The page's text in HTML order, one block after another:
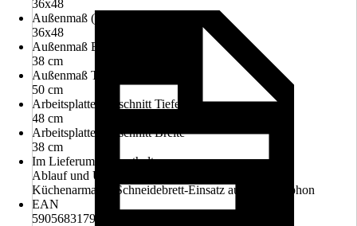
36x48
Außenmaß (BxT)
36x48
Außenmaß Breite
38 cm
Außenmaß Tiefe
50 cm
Arbeitsplattenausschnitt Tiefe
48 cm
Arbeitsplattenausschnitt Breite
38 cm
Im Lieferumfang enthalten
Ablauf und Überlaufgarnitur, Einbauspülbecken,
Küchenarmatur, Schneidebrett-Einsatz aus Holz, Siphon
EAN
5905683179942